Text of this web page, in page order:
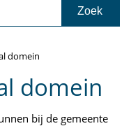
domein
domein
bij de gemeente